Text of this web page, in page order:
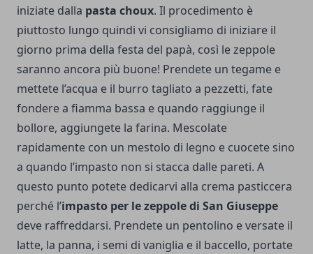
iniziate dalla pasta choux. Il procedimento è
piuttosto lungo quindi vi consigliamo di iniziare il
giorno prima della festa del papà, così le zeppole
saranno ancora più buone! Prendete un tegame e
mettete l’acqua e il burro tagliato a pezzetti, fate
fondere a fiamma bassa e quando raggiunge il
bollore, aggiungete la farina. Mescolate
rapidamente con un mestolo di legno e cuocete sino
a quando l’impasto non si stacca dalle pareti. A
questo punto potete dedicarvi alla crema pasticcera
perché l’impasto per le zeppole di San Giuseppe
deve raffreddarsi. Prendete un pentolino e versate il
latte, la panna, i semi di vaniglia e il baccello, portate